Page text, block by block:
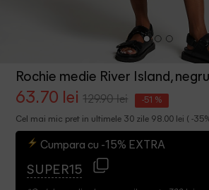
Rochie medie River Island,
63.70 lei 129.90 lei -51 %
Cel mai mic pret in ultimele 30 zile 98.00 lei ( -
Cumpara cu -15% EXTRA
SUPER15